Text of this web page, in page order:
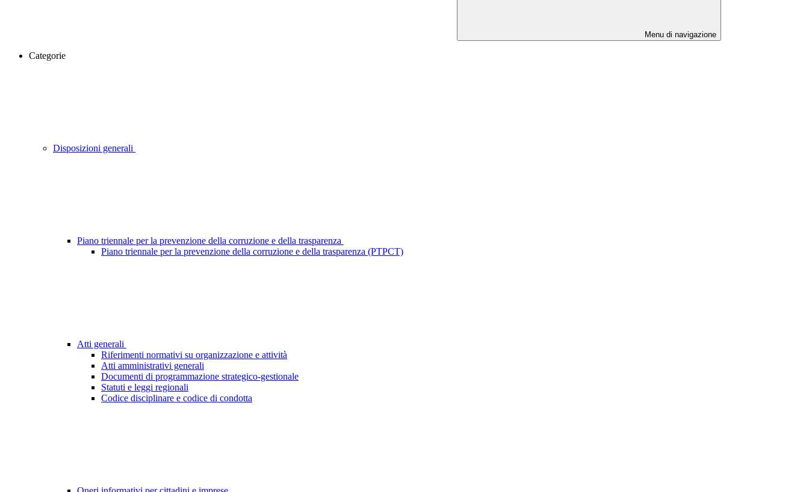
Menu di navigazione
Categorie
Disposizioni generali
Piano triennale per la prevenzione della corruzione e della trasparenza
Piano triennale per la prevenzione della corruzione e della trasparenza (PTPCT)
Atti generali
Riferimenti normativi su organizzazione e attività
Atti amministrativi generali
Documenti di programmazione strategico-gestionale
Statuti e leggi regionali
Codice disciplinare e codice di condotta